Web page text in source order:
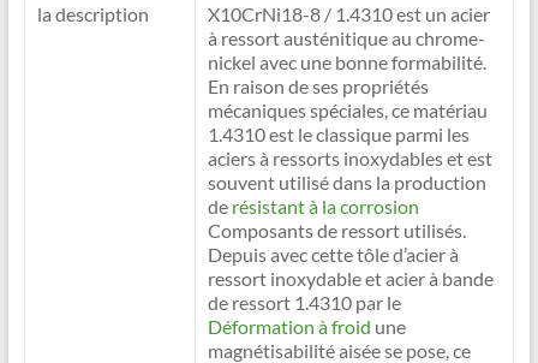
la description
X10CrNi18-8 / 1.4310 est un acier
à ressort austénitique au chrome-
nickel avec une bonne formabilité.
En raison de ses propriétés
mécaniques spéciales, ce matériau
1.4310 est le classique parmi les
aciers à ressorts inoxydables et est
souvent utilisé dans la production
derésistant à la corrosion
Composants de ressort utilisés.
Depuis avec cette tôle d’acier à
ressort inoxydable et acier à bande
de ressort 1.4310 par le
Déformation à froid une
magnétisabilité aisée se pose, ce